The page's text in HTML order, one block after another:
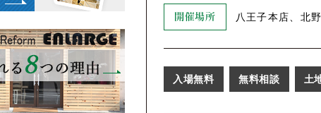
開催場所 八王子本店、北
入場無料 無料相談 土